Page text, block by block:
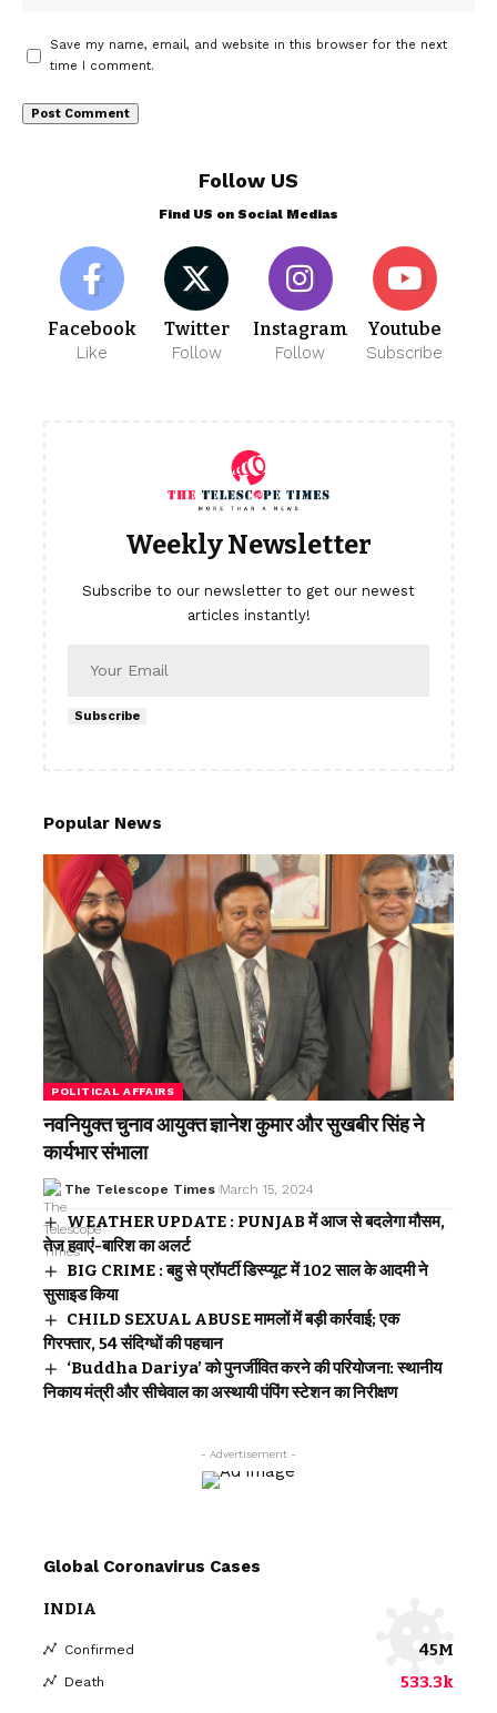
Save my name, email, and website in this browser for the next
time I comment.
Follow US
Find US on Social Medias
Facebook
Like
Twitter
Follow
Instagram
Follow
Youtube
Subscribe
Weekly Newsletter
Subscribe to our newsletter to get our newest
articles instantly!
Subscribe
Popular News
POLITICAL AFFAIRS
नवनियुक्त चुनाव आयुक्त ज्ञानेश कुमार और सुखबीर सिंह ने
कार्यभार संभाला
The Telescope Times March 15, 2024
WEATHER UPDATE : PUNJAB में आज से बदलेगा मौसम,
तेज हवाएं-बारिश का अलर्ट
BIG CRIME : बहु से प्रॉपर्टी डिस्प्यूट में 102 साल के आदमी ने
सुसाइड किया
CHILD SEXUAL ABUSE मामलों में बड़ी कार्रवाई; एक
गिरफ्तार, 54 संदिग्धों की पहचान
‘Buddha Dariya’ को पुनर्जीवित करने की परियोजना: स्थानीय
निकाय मंत्री और सीचेवाल का अस्थायी पंपिंग स्टेशन का निरीक्षण
- Advertisement -
Global Coronavirus Cases
INDIA
Confirmed 45M
Death 533.3k